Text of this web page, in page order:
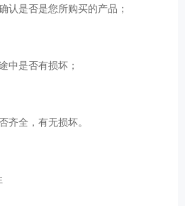
认是否是您所购买的产品；
中是否有损坏；
齐全，有无损坏。